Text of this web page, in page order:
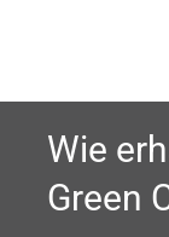
Wie
Green